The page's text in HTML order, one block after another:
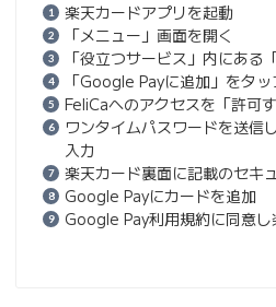
楽天カードアプリを起動
「メニュー」画面を開く
「役立つサービス」内にあ
「Google Payに追加」をタッ
FeliCaへのアクセスを「許可
ワンタイムパスワードを送信
入力
楽天カード裏面に記載のセキ
Google Payにカードを追加
Google Pay利用規約に同意